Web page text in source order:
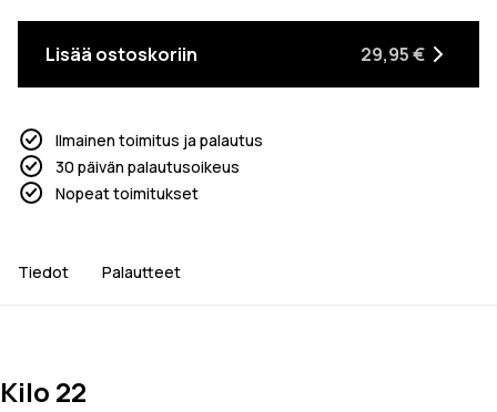
Lisää ostoskoriin 29,95 €
Ilmainen toimitus ja palautus
30 päivän palautusoikeus
Nopeat toimitukset
Tiedot Palautteet
Kilo 22